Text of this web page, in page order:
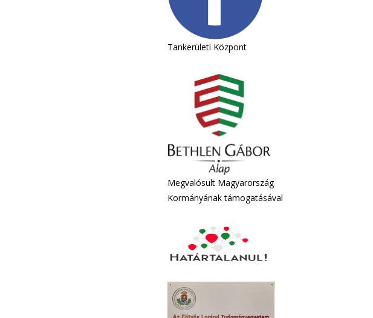
Tankerületi Központ
Megvalósult Magyarország
Kormányának támogatásával